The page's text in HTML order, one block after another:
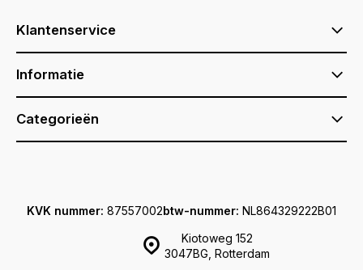
Klantenservice
Informatie
Categorieën
Kiotoweg 152
3047BG, Rotterdam
KVK nummer: 87557002btw-nummer: NL864329222B01